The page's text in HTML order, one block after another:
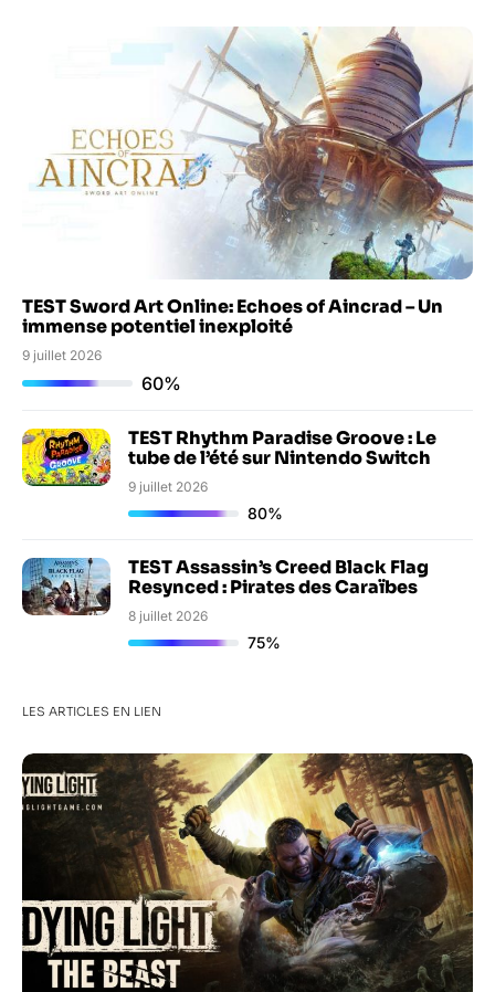
TEST Sword Art Online: Echoes of Aincrad – Un
immense potentiel inexploité
9 juillet 2026
60%
TEST Rhythm Paradise Groove : Le
tube de l’été sur Nintendo Switch
9 juillet 2026
80%
TEST Assassin’s Creed Black Flag
Resynced : Pirates des Caraïbes
8 juillet 2026
75%
LES ARTICLES EN LIEN